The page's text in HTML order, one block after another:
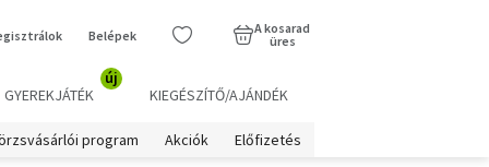
Belépek
A kosarad
üres
GYEREKJÁTÉK
új
KIEGÉSZÍTŐ/AJÁNDÉK
program Akciók Előfizetés